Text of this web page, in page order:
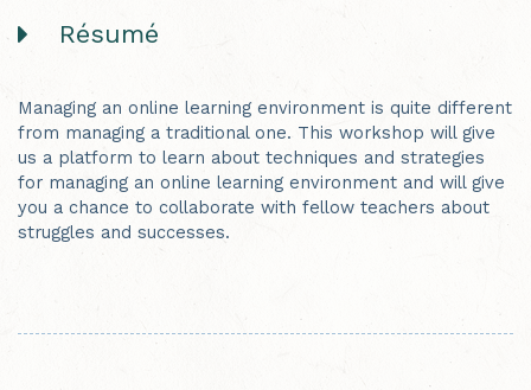
Résumé
Managing an online learning environment is quite different
from managing a traditional one. This workshop will give
us a platform to learn about techniques and strategies
for managing an online learning environment and will give
you a chance to collaborate with fellow teachers about
struggles and successes.